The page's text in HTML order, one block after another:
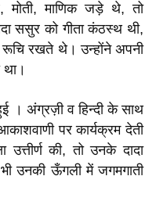
मोती, माणिक जड़े थे, तो
ससुर को गीता कंठस्थ थी,
रूचि रखते थे। उन्होंने अपनी
हुई । अंग्रज़ी व हिन्दी के साथ
पर कार्यक्रम देती
उत्तीर्ण की, तो उनके दादा
उनकी ऊँगली में जगमगाती